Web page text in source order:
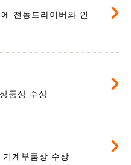
전동드라이버와 인
품상 수상
계부품상 수상